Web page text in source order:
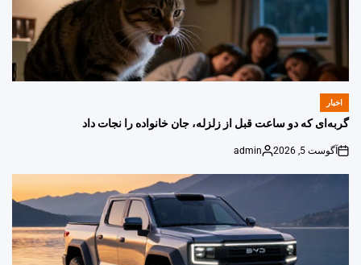
POSTED
IN
اخبار
گربه‌ای که دو ساعت قبل از زلزله، جان خانواده را نجات داد
on
آگوست 5, 2026
Posted
admin